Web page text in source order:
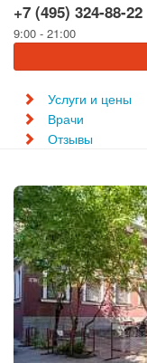
+7 (495) 324-88-22
9:00 - 21:00
Услуги и цены
Врачи
Отзывы